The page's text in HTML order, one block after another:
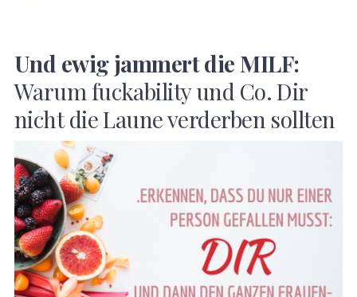
Und ewig jammert die MILF:
Warum fuckability und Co. Dir
nicht die Laune verderben sollten